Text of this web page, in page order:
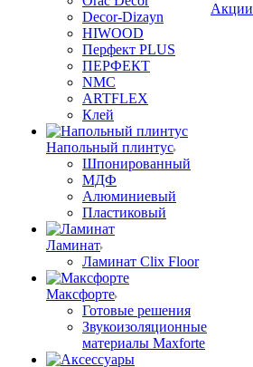
Decor-Dizayn
HIWOOD
Перфект PLUS
ПЕРФЕКТ
NMC
ARTFLEX
Клей
Напольный плинтус
Шпонированный
МДФ
Алюминиевый
Пластиковый
Ламинат
Ламинат Clix Floor
Максфорте
Готовые решения
Звукоизоляционные
материалы Maxforte
Акции